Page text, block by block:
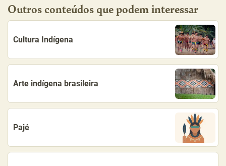
Outros conteúdos que podem interessar
Cultura Indígena
Arte indígena brasileira
Pajé